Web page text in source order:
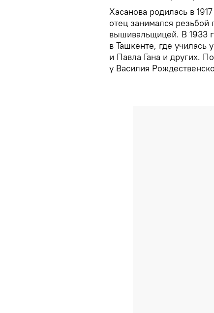
Хасанова родилась в
отец занимался резьбой
вышивальщицей. В 1933
в Ташкенте, где училась
и Павла Гана и других.
у Василия